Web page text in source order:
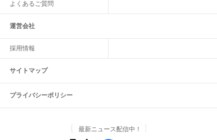
よくあるご質問
運営会社
採用情報
サイトマップ
プライバシーポリシー
最新ニュース配信中！